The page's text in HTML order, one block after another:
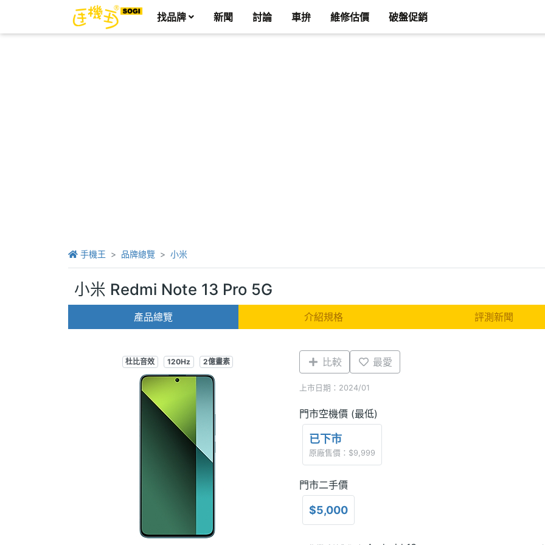
找品牌 新聞 討論 車拚 維修估價 破盤促銷
手機王 品牌總覽 小米
小米 Redmi Note 13 Pro 5G
產品總覽 介紹規格 評測新聞
杜比音效 120Hz 2億畫素 比較 最愛
上市日期：2024/01
門市空機價 (最低)
已下市
原廠售價：$9,999
門市二手價
$5,000